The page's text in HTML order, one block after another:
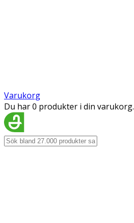
Varukorg
Du har 0 produkter i din varukorg.